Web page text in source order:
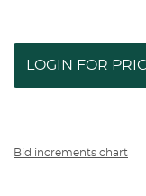
LOGIN FOR
Bid increments chart